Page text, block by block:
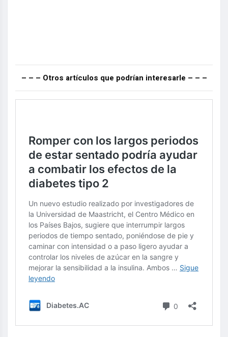
– – – Otros artículos que podrían interesarle – – –